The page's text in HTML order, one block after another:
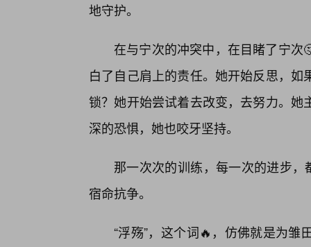
地守护。
在与宁次的冲突中，在目睹了宁次
白了自己肩上的责任。她开始反思，
锁？她开始尝试着去改变，去努力。
深的恐惧，她也咬牙坚持。
那一次次的训练，每一次的进步，
宿命抗争。
“浮殇”，这个词🔥，仿佛就是为